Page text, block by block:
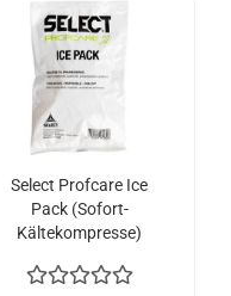
Select Profcare Ice
Pack (Sofort-
Kältekompresse)